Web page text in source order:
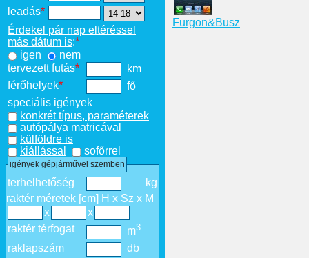
leadás*
Érdekel pár nap eltéréssel
más dátum is:*
igen
nem
tervezett futás*
km
férőhelyek*
fő
speciális igények
konkrét típus, paraméterek
autópálya matricával
külföldre is
kiállással
sofőrrel
igények gépjárművel szemben
terhelhetőség
kg
raktér méretek [cm] H x Sz x M
x
x
raktér térfogat
m3
raklapszám
db
Furgon&Busz